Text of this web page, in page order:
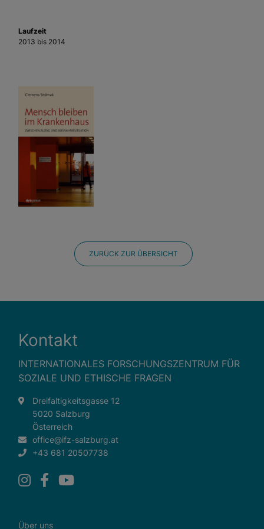
Laufzeit
2013 bis 2014
ZURÜCK ZUR ÜBERSICHT
Kontakt
INTERNATIONALES FORSCHUNGSZENTRUM FÜR
SOZIALE UND ETHISCHE FRAGEN
Dreifaltigkeitsgasse 12
5020 Salzburg
Österreich
office@ifz-salzburg.at
+43 681 20507738
Über uns
Wenn Cookies von externen Medien akzeptiert werden,